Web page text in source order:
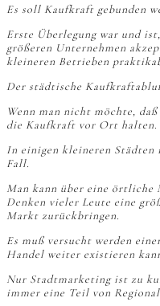
Es soll Kaufkraft gebunden
Erste Überlegung war und
größeren Unternehmen
kleineren Betrieben
Der städtische
Wenn man nicht möchte,
die Kaufkraft vor Ort halten.
In einigen kleineren Städten
Fall.
Man kann über eine örtliche
Denken vieler Leute eine
Markt zurückbringen.
Es muß versucht werden
Handel weiter existieren
Nur Stadtmarketing ist zu
immer eine Teil von